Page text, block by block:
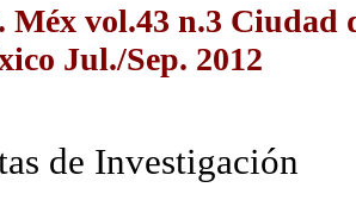
Méx vol.43 n.3 Ciudad
Jul./Sep. 2012
de Investigación